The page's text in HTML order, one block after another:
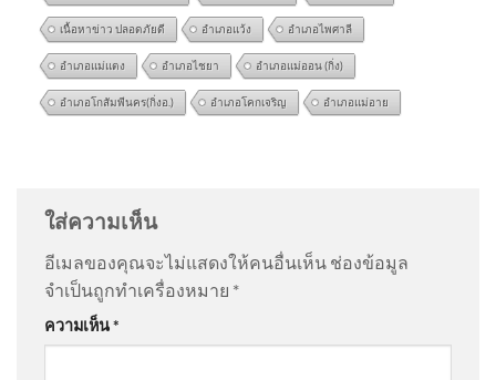
เนื้อหาข่าว ปลอดภัยดี อำเภอแว้ง อำเภอไพศาลี
อำเภอแม่แตง อำเภอไชยา อำเภอแม่ออน (กิ่ง)
อำเภอโกสัมพีนคร(กิ่งอ.) อำเภอโคกเจริญ อำเภอแม่อาย
@somchityainork4733 on สด “นายกรัฐมนตรี” ลงพื้นที่
โรงเรียนเทพศิรินทร์ นนทบุรี อัพเดทข่าว
เรื่องคอนเท้น
ไว้ใจหน…
ใส่ความเห็น
อีเมลของคุณจะไม่แสดงให้คนอื่นเห็น ช่องข้อมูล
จำเป็นถูกทำเครื่องหมาย *
ความเห็น*